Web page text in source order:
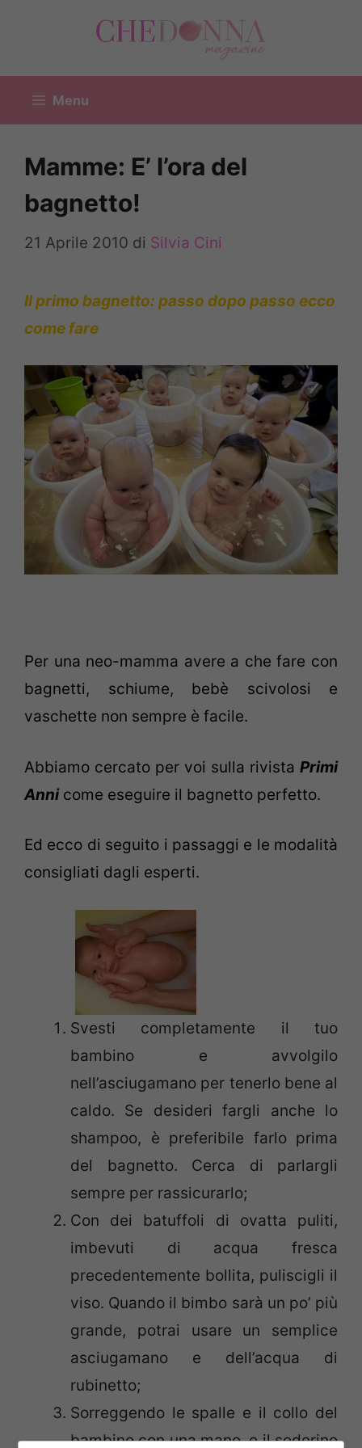
Menu
Mamme: E’ l’ora del
bagnetto!
21 Aprile 2010 di Silvia Cini
Il primo bagnetto: passo dopo passo ecco
come fare
Per una neo-mamma avere a che fare con
bagnetti, schiume, bebè scivolosi e
vaschette non sempre è facile.
Abbiamo cercato per voi sulla rivista Primi
Annicome eseguire il bagnetto perfetto.
Ed ecco di seguito i passaggi e le modalità
consigliati dagli esperti.
Svesti completamente il tuo
bambino e avvolgilo
nell’asciugamano per tenerlo bene al
caldo. Se desideri fargli anche lo
shampoo, è preferibile farlo prima
del bagnetto. Cerca di parlargli
sempre per rassicurarlo;
Con dei batuffoli di ovatta puliti,
imbevuti di acqua fresca
precedentemente bollita, puliscigli il
viso. Quando il bimbo sarà un po’ più
grande, potrai usare un semplice
asciugamano e dell’acqua di
rubinetto;
Sorreggendo le spalle e il collo del
bambino con una mano, e il sederino